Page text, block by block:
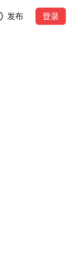
发布 登录